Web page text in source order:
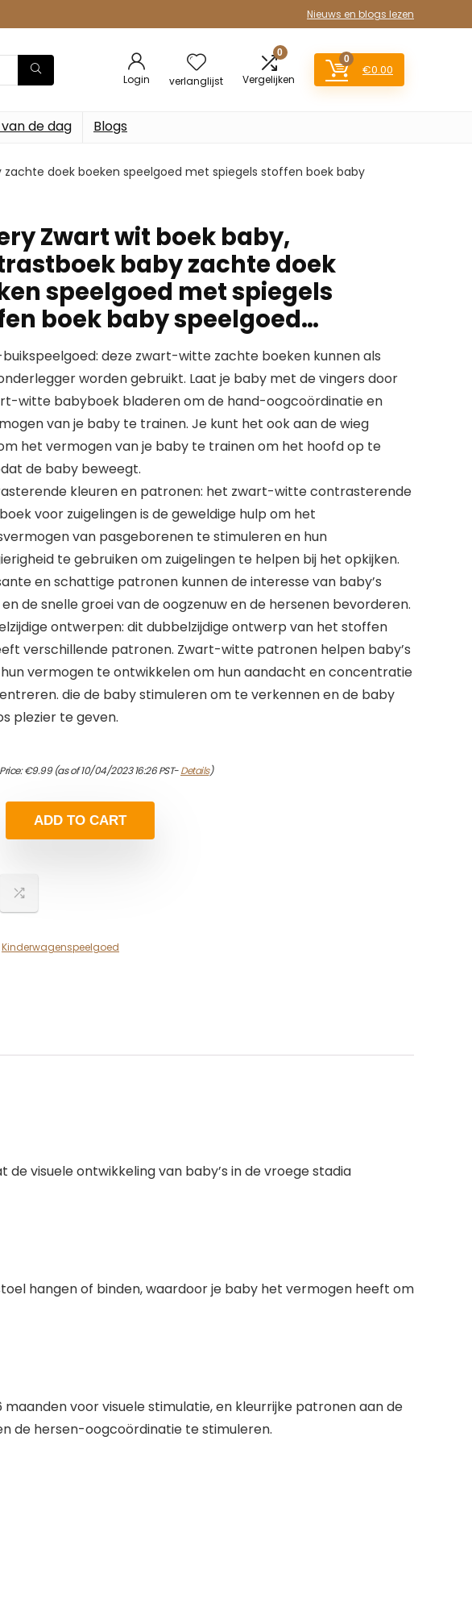
Nieuws en blogs lezen
Login verlanglijst
0
Vergelijken
0
€0.00
de dag Blogs
doek boeken speelgoed met spiegels stoffen boek baby
Zwart wit boek baby,
baby zachte doek
speelgoed met spiegels
boek baby speelgoed…
deze zwart-witte zachte boeken kunnen als
worden gebruikt. Laat je baby met de vingers door
witte babyboek bladeren om de hand-oogcoördinatie en
van je baby te trainen. Je kunt het ook aan de wieg
het vermogen van je baby te trainen om het hoofd op te
de baby beweegt.
kleuren en patronen: het zwart-witte contrasterende
voor zuigelingen is de geweldige hulp om het
van pasgeborenen te stimuleren en hun
te gebruiken om zuigelingen te helpen bij het opkijken.
en schattige patronen kunnen de interesse van baby’s
de snelle groei van de oogzenuw en de hersenen bevorderen.
ontwerpen: dit dubbelzijdige ontwerp van het stoffen
verschillende patronen. Zwart-witte patronen helpen baby’s
vermogen te ontwikkelen om hun aandacht en concentratie
die de baby stimuleren om te verkennen en de baby
plezier te geven.
€9.99(as of 10/04/2023 16:26 PST-Details)
ADD TO CART
Kinderwagenspeelgoed
visuele ontwikkeling van baby’s in de vroege stadia
hangen of binden, waardoor je baby het vermogen heeft om
voor visuele stimulatie, en kleurrijke patronen aan de
de hersen-oogcoördinatie te stimuleren.